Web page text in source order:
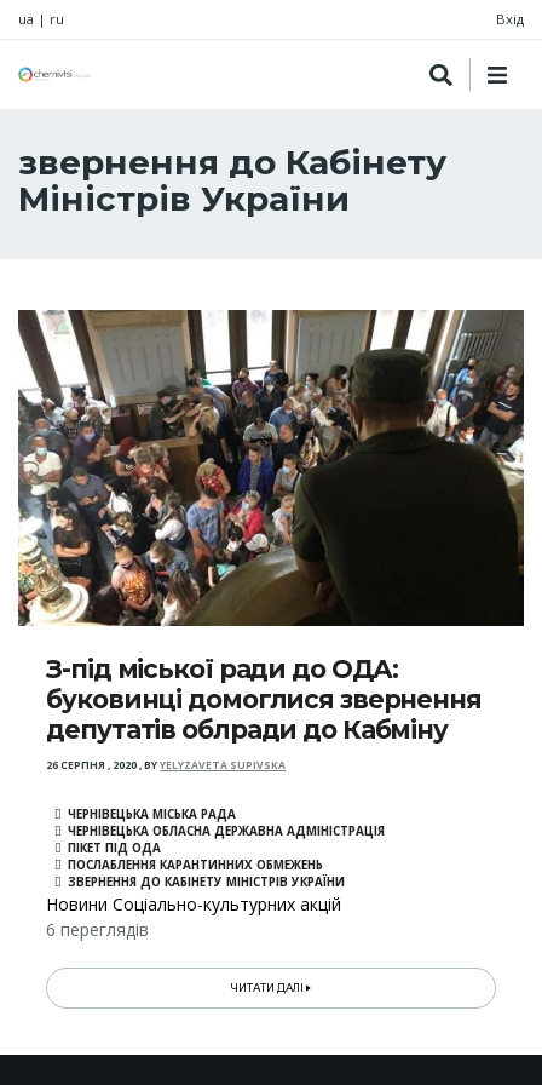
ua | ru Вхід
звернення до Кабінету
Міністрів України
З-під міської ради до ОДА:
буковинці домоглися звернення
депутатів облради до Кабміну
26 СЕРПНЯ , 2020,BYYELYZAVETA SUPIVSKA
ЧЕРНІВЕЦЬКА МІСЬКА РАДА
ЧЕРНІВЕЦЬКА ОБЛАСНА ДЕРЖАВНА АДМІНІСТРАЦІЯ
ПІКЕТ ПІД ОДА
ПОСЛАБЛЕННЯ КАРАНТИННИХ ОБМЕЖЕНЬ
ЗВЕРНЕННЯ ДО КАБІНЕТУ МІНІСТРІВ УКРАЇНИ
Новини Соціально-культурних акцій
6 переглядів
ЧИТАТИ ДАЛІ